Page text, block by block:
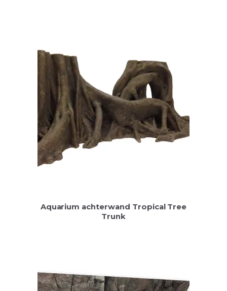
Aquarium achterwand Tropical Tree
Trunk